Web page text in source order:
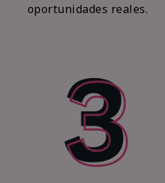
oportunidades reales.